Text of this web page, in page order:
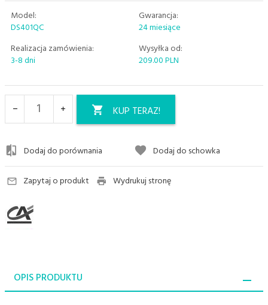
Model:
DS401QC
Gwarancja:
24 miesiące
Realizacja zamówienia:
3-8 dni
Wysyłka od:
209.00 PLN
KUP TERAZ!
Dodaj do porównania Dodaj do schowka
Zapytaj o produkt Wydrukuj stronę
OPIS PRODUKTU